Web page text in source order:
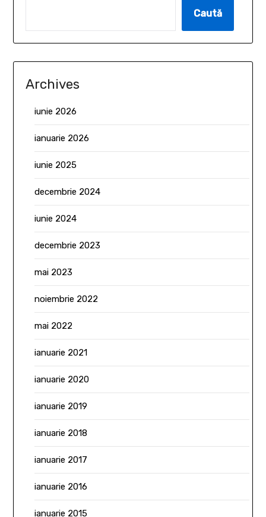
Caută
Archives
iunie 2026
ianuarie 2026
iunie 2025
decembrie 2024
iunie 2024
decembrie 2023
mai 2023
noiembrie 2022
mai 2022
ianuarie 2021
ianuarie 2020
ianuarie 2019
ianuarie 2018
ianuarie 2017
ianuarie 2016
ianuarie 2015